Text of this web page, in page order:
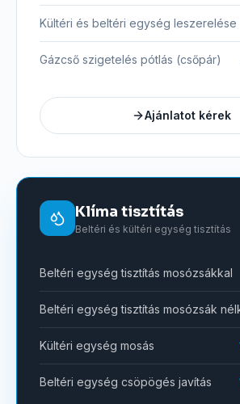
Kültéri és beltéri egység leszerelése
Gázcső szigetelés pótlás (csőpár)
Ajánlatot kérek
Klíma tisztítás
Beltéri és kültéri egység tisztítás
Beltéri egység tisztítás mosózsákkal
Beltéri egység tisztítás mosózsák
Kültéri egység mosás
Beltéri egység csöpögés javítás